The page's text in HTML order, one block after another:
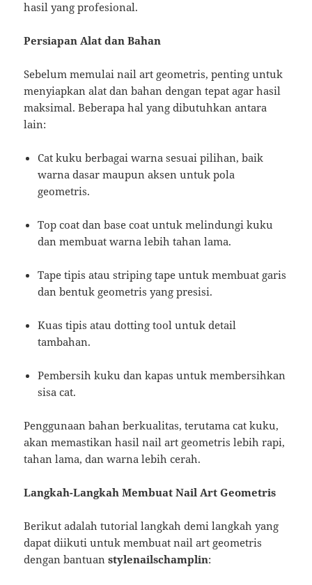
hasil yang profesional.
Persiapan Alat dan Bahan
Sebelum memulai nail art geometris, penting untuk
menyiapkan alat dan bahan dengan tepat agar hasil
maksimal. Beberapa hal yang dibutuhkan antara
lain:
Cat kuku berbagai warna sesuai pilihan, baik
warna dasar maupun aksen untuk pola
geometris.
Top coat dan base coat untuk melindungi kuku
dan membuat warna lebih tahan lama.
Tape tipis atau striping tape untuk membuat garis
dan bentuk geometris yang presisi.
Kuas tipis atau dotting tool untuk detail
tambahan.
Pembersih kuku dan kapas untuk membersihkan
sisa cat.
Penggunaan bahan berkualitas, terutama cat kuku,
akan memastikan hasil nail art geometris lebih rapi,
tahan lama, dan warna lebih cerah.
Langkah-Langkah Membuat Nail Art Geometris
Berikut adalah tutorial langkah demi langkah yang
dapat diikuti untuk membuat nail art geometris
dengan bantuanstylenailschamplin: